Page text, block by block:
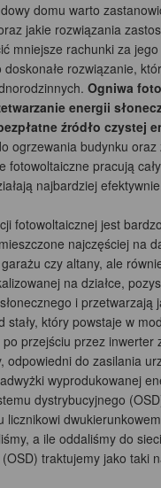
domu warto
jakie rozwiązania
mniejsze rachunki za
rozwiązanie,
Ogniwa
energii
źródło czystej
ogrzewania budynku
fotowoltaiczne pracują
najbardziej
fotowoltaicznej jest
najczęściej na
czy altany, ale
na działce,
i przetwarzają
stały, który powstaje w
przejściu przez inwerter
odpowiedni do zasilania
wyprodukowanej
dystrybucyjnego
licznikowi
a ile oddaliśmy do
traktujemy jako taki